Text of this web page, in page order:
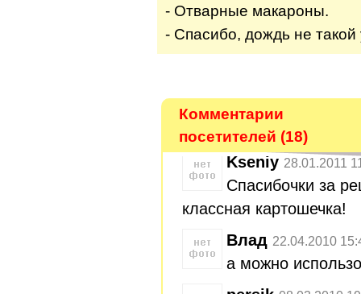
- Отварные макароны.
- Спасибо, дождь не
Комментарии
посетителей (18)
Kseniy 28.01.2011
Спасибочки за
классная картошечка!
Влад 22.04.2010
а можно